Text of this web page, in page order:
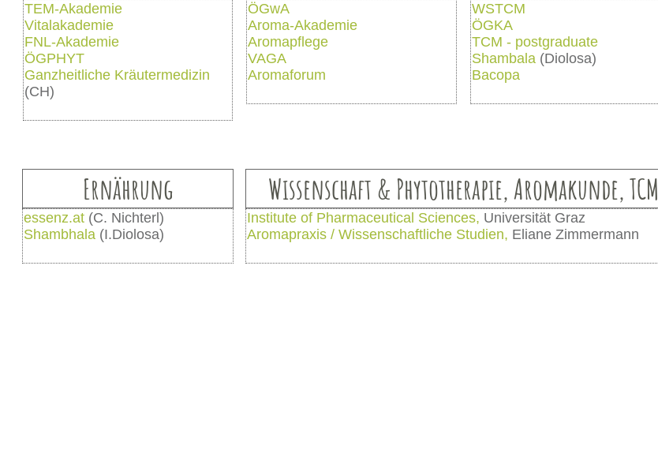
TEM-Akademie
Vitalakademie
FNL-Akademie
ÖGPHYT
Ganzheitliche Kräutermedizin
(CH)
ÖGwA
Aroma-Akademie
Aromapflege
VAGA
Aromaforum
WSTCM
ÖGKA
TCM - postgraduate
Shambala(Diolosa)
Bacopa
Ernährung
essenz.at (C. Nichterl)
Shambhala (I.Diolosa)
Wissenschaft & Phytotherapie, Aromakunde, TCM
Institute of Pharmaceutical Sciences, Universität Graz
Aromapraxis / Wissenschaftliche Studien, Eliane Zimmermann